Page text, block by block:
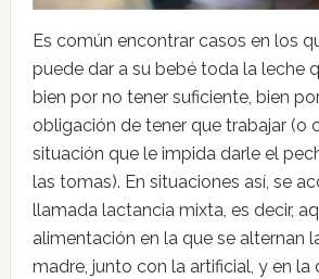
Es común encontrar casos en los
puede dar a su bebé toda la leche
bien por no tener suficiente, bien
obligación de tener que trabajar (o
situación que le impida darle el
las tomas). En situaciones así, se
llamada lactancia mixta, es decir,
alimentación en la que se alternan
madre, junto con la artificial, y en la